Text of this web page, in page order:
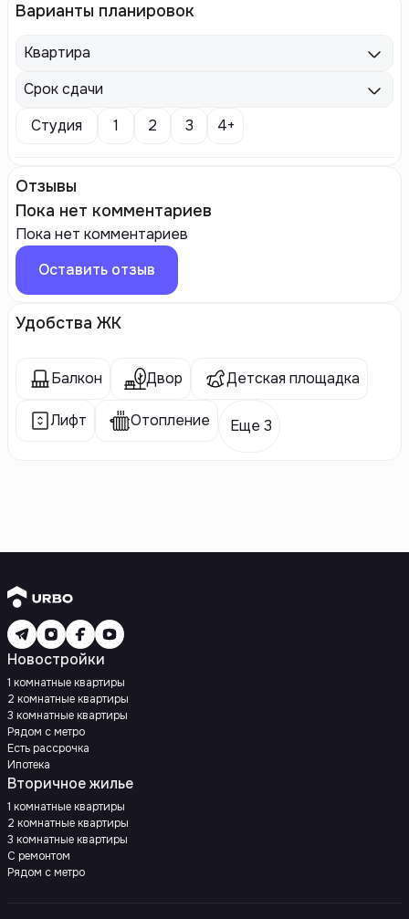
Варианты планировок
Квартира
Срок сдачи
Студия
1 2 3 4+
Отзывы
Пока нет комментариев
Пока нет комментариев
Оставить отзыв
Удобства ЖК
Балкон Двор Детская площадка
Лифт Отопление Еще 3
Новостройки
1 комнатные квартиры
2 комнатные квартиры
3 комнатные квартиры
Рядом с метро
Есть рассрочка
Ипотека
Вторичное жилье
1 комнатные квартиры
2 комнатные квартиры
3 комнатные квартиры
С ремонтом
Рядом с метро